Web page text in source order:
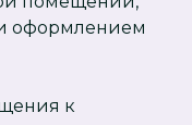
оформлением
к